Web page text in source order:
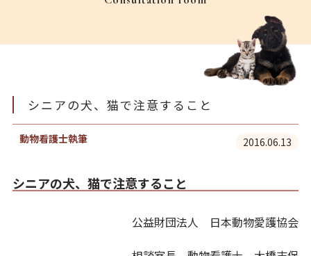
シニアの犬、猫で注意すること
動物看護士執筆 2016.06.13
シニアの犬、猫で注意すること
公益財団法人 日本動物愛護協会